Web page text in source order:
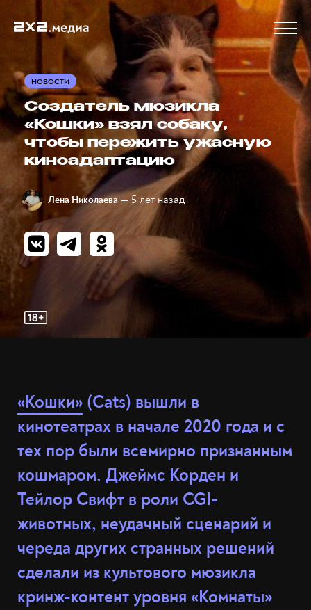
НОВОСТИ
Создатель мюзикла
«Кошки» взял собаку,
чтобы пережить ужасную
киноадаптацию
Лена Николаева — 5 лет назад
«Кошки» (Cats) вышли в
кинотеатрах в начале 2020 года и с
тех пор были всемирно признанным
кошмаром. Джеймс Корден и
Тейлор Свифт в роли CGI-
животных, неудачный сценарий и
череда других странных решений
сделали из культового мюзикла
кринж-контент уровня «Комнаты»